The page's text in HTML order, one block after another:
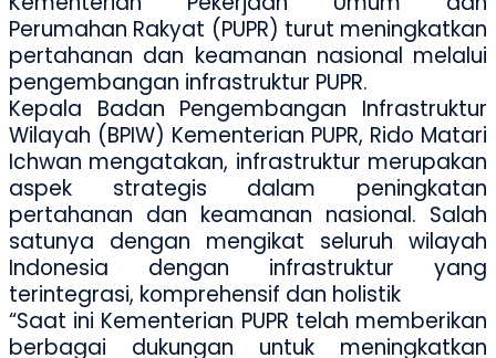
Perumahan Rakyat (PUPR) turut meningkatkan
pertahanan dan keamanan nasional melalui
pengembangan infrastruktur PUPR.
Kepala Badan Pengembangan Infrastruktur
Wilayah (BPIW) Kementerian PUPR, Rido Matari
Ichwan mengatakan, infrastruktur merupakan
aspek strategis dalam peningkatan
pertahanan dan keamanan nasional. Salah
satunya dengan mengikat seluruh wilayah
Indonesia dengan infrastruktur yang
terintegrasi, komprehensif dan holistik
“Saat ini Kementerian PUPR telah memberikan
berbagai dukungan untuk meningkatkan